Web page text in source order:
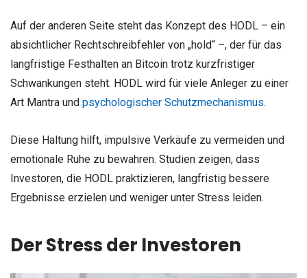
Auf der anderen Seite steht das Konzept des HODL – ein
absichtlicher Rechtschreibfehler von „hold“ –, der für das
langfristige Festhalten an Bitcoin trotz kurzfristiger
Schwankungen steht. HODL wird für viele Anleger zu einer
Art Mantra und psychologischer Schutzmechanismus.
Diese Haltung hilft, impulsive Verkäufe zu vermeiden und
emotionale Ruhe zu bewahren. Studien zeigen, dass
Investoren, die HODL praktizieren, langfristig bessere
Ergebnisse erzielen und weniger unter Stress leiden.
Der Stress der Investoren